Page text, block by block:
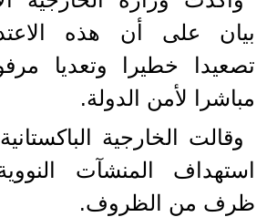
بيان على أن هذه
تصعيدا خطيرا وتعديا
مباشرا لأمن الدولة.
وقالت الخارجية
استهداف المنشآت
ظرف من الظروف.